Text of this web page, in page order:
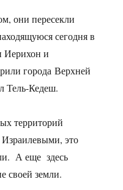
они пересекли
сегодня в
Иерихон и
города Верхней
Тель-Кедеш.
территорий
это
А еще здесь
своей земли.